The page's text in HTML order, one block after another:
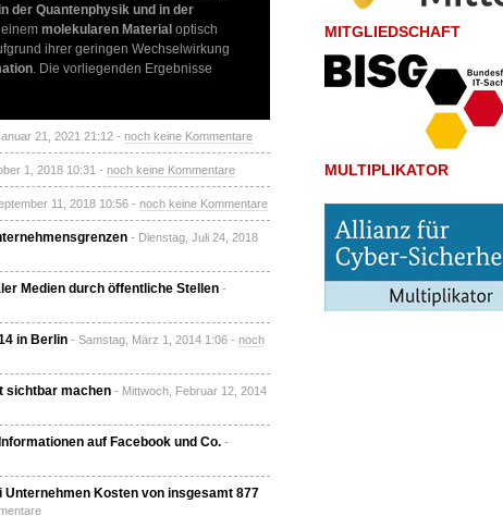
der Quantenphysik und in der
molekularen Material optisch
ihrer geringen Wechselwirkung
. Die vorliegenden Ergebnisse
21, 2021 21:12 - noch keine Kommentare
1, 2018 10:31 - noch keine Kommentare
11, 2018 10:56 - noch keine Kommentare
- Dienstag, Juli 24, 2018
Medien durch öffentliche Stellen -
in Berlin - Samstag, März 1, 2014 1:06 - noch
sichtbar machen - Mittwoch, Februar 12, 2014
auf Facebook und Co. -
Kosten von insgesamt 877
MITGLIEDSCHAFT
MULTIPLIKATOR